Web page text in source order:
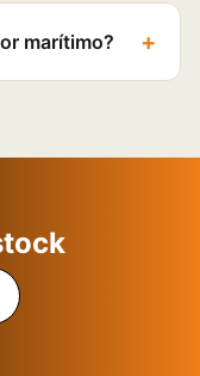
marítimo? +